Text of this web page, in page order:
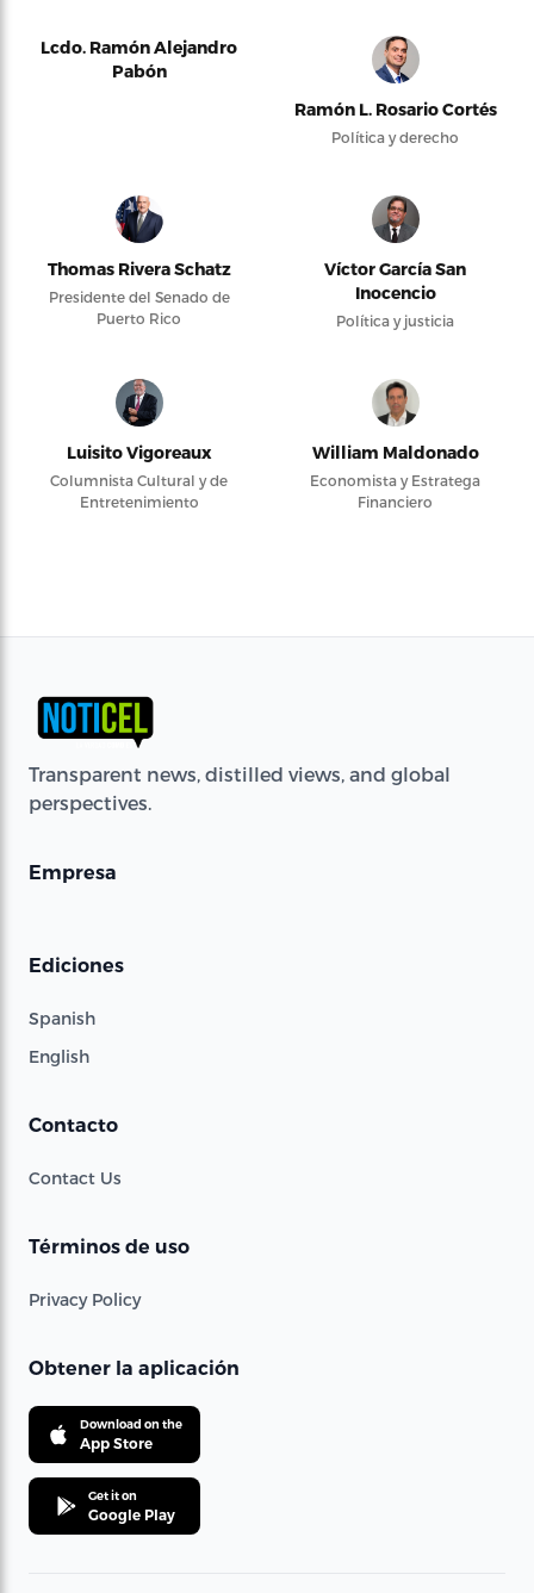
Lcdo. Ramón Alejandro
Pabón
Ramón L. Rosario Cortés
Política y derecho
Thomas Rivera Schatz
Presidente del Senado de
Puerto Rico
Víctor García San
Inocencio
Política y justicia
Luisito Vigoreaux
Columnista Cultural y de
Entretenimiento
William Maldonado
Economista y Estratega
Financiero
Transparent news, distilled views, and global
perspectives.
Empresa
Ediciones
Spanish
English
Contacto
Contact Us
Términos de uso
Privacy Policy
Obtener la aplicación
Download on the
App Store
Get it on
Google Play